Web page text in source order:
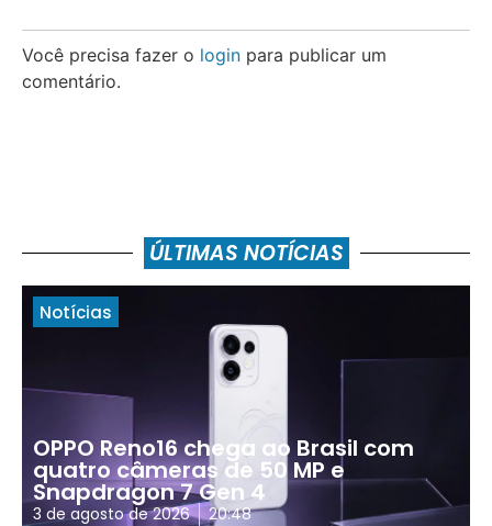
Você precisa fazer o login para publicar um
comentário.
ÚLTIMAS NOTÍCIAS
Notícias
OPPO Reno16 chega ao Brasil com
quatro câmeras de 50 MP e
Snapdragon 7 Gen 4
3 de agosto de 2026 20:48